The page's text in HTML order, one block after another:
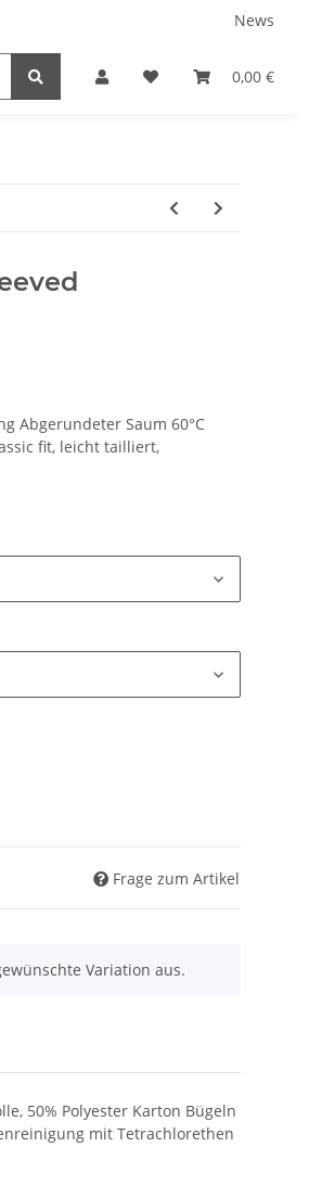
News
0,00 €
Abgerundeter Saum 60°C
fit, leicht tailliert,
Frage zum Artikel
Variation aus.
50% Polyester Karton Bügeln
mit Tetrachlorethen